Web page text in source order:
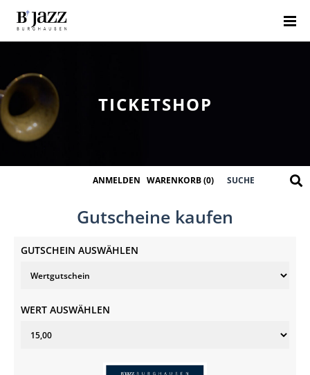
TICKETSHOP
ANMELDEN WARENKORB(0)
Gutscheine kaufen
GUTSCHEIN AUSWÄHLEN
WERT AUSWÄHLEN